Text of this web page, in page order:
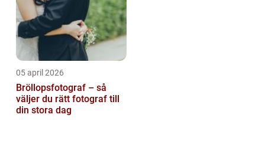
05 april 2026
Bröllopsfotograf – så
väljer du rätt fotograf till
din stora dag